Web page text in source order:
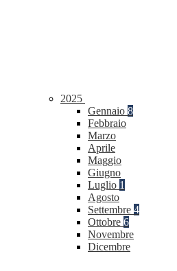
2025
Gennaio 8
Febbraio
Marzo
Aprile
Maggio
Giugno
Luglio 1
Agosto
Settembre 4
Ottobre 6
Novembre
Dicembre